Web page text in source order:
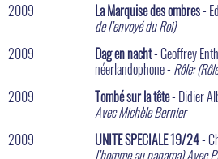
2009
La Marquise des ombres-
de l’envoyé du Roi)
2009
Dag en nacht- Geoffrey
néerlandophone - Rôle:
2009
Tombé sur la tête- Didier
Avec Michèle Bernier
2009
UNITE SPECIALE 19/24-